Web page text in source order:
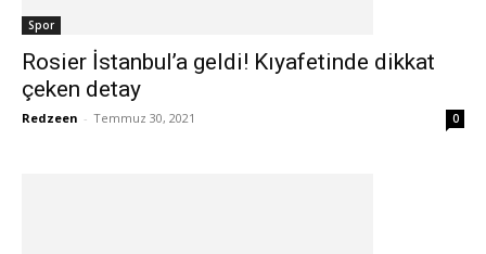
Spor
Rosier İstanbul’a geldi! Kıyafetinde dikkat
çeken detay
Redzeen - Temmuz 30, 2021 0